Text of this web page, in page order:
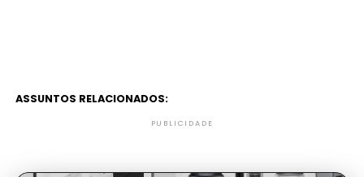
ASSUNTOS RELACIONADOS:
PUBLICIDADE